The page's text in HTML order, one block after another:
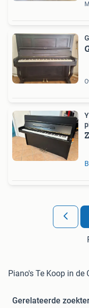
Piano's Te Koop in
Gerelateerde